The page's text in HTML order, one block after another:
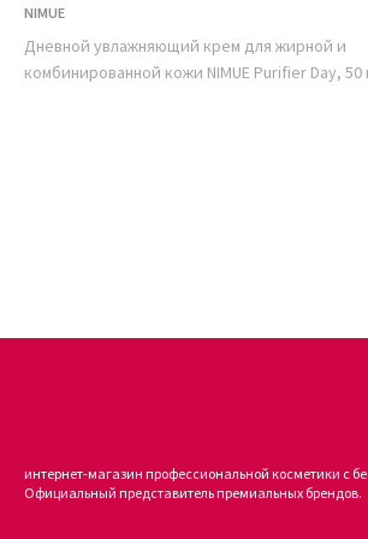
NIMUE
Дневной увлажняющий крем для жирной и
комбинированной кожи NIMUE Purifier Day, 50
интернет-магазин профессиональной косметики с
Официальный представитель премиальных брендов.